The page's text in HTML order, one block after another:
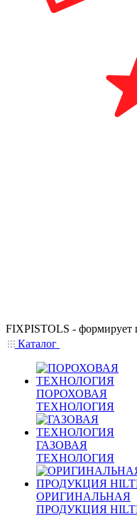
FIXPISTOLS - формирует
Каталог
ПОРОХОВАЯ
ТЕХНОЛОГИЯ
ГАЗОВАЯ
ТЕХНОЛОГИЯ
ОРИГИНАЛЬНАЯ
ПРОДУКЦИЯ